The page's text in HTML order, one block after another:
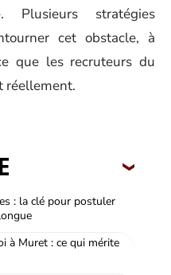
Plusieurs stratégies
cet obstacle, à
que les recruteurs du
réellement.
: la clé pour postuler
à Muret : ce qui mérite